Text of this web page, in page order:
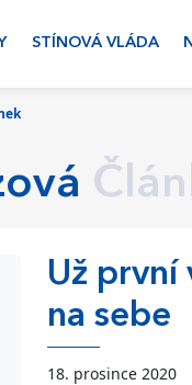
STÍNOVÁ VLÁDA
Už první
na sebe
18. prosince 2020